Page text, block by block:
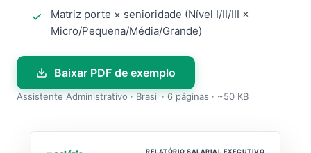
Matriz porte × senioridade (Nível I/II/III ×
Micro/Pequena/Média/Grande)
Baixar PDF de exemplo
Assistente Administrativo · Brasil · 6 páginas · ~50 KB
RELATÓRIO SALARIAL EXECUTIVO